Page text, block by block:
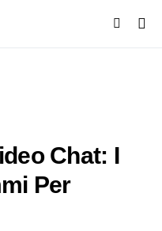
Chat: I
Per